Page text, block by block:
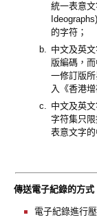
統一表意
的字符；
b. 中文及英
版編碼，
一修訂版
入《香港
c. 中文及英
字符集只
表意文字的
傳送電子紀錄的方式
電子紀錄進行